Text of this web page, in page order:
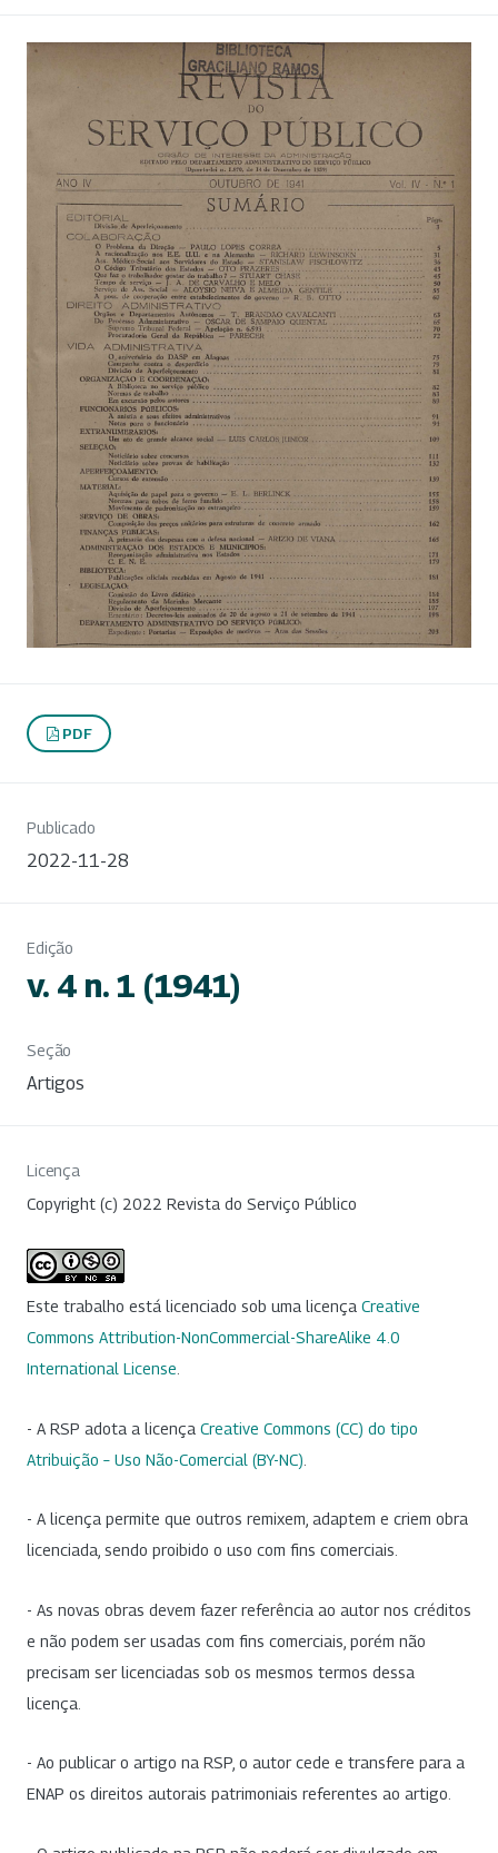
PDF
Publicado
2022-11-28
Edição
v. 4 n. 1 (1941)
Seção
Artigos
Licença
Copyright (c) 2022 Revista do Serviço Público
Este trabalho está licenciado sob uma licença Creative
Commons Attribution-NonCommercial-ShareAlike 4.0
International License
- A RSP adota a licença Creative Commons (CC) do tipo
Atribuição – Uso Não-Comercial (BY-NC)
- A licença permite que outros remixem, adaptem e criem obra
licenciada, sendo proibido o uso com fins comerciais.
- As novas obras devem fazer referência ao autor nos créditos
e não podem ser usadas com fins comerciais, porém não
precisam ser licenciadas sob os mesmos termos dessa
licença.
- Ao publicar o artigo na RSP, o autor cede e transfere para a
ENAP os direitos autorais patrimoniais referentes ao artigo.